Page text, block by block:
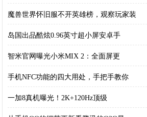
魔兽世界怀旧服不开英雄榜，观察玩家装
岛国出品酷炫0.96英寸超小屏安卓手
智米官网曝光小米MIX 2：全面屏更
手机NFC功能的四大用处，手把手教你
一加8真机曝光！2K+120Hz顶级